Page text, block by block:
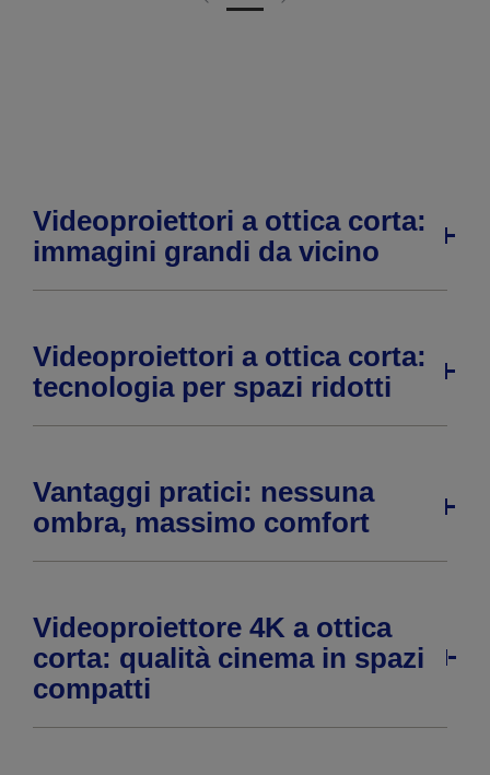
Videoproiettori a ottica corta:
immagini grandi da vicino
Videoproiettori a ottica corta:
tecnologia per spazi ridotti
Vantaggi pratici: nessuna
ombra, massimo comfort
Videoproiettore 4K a ottica
corta: qualità cinema in spazi
compatti